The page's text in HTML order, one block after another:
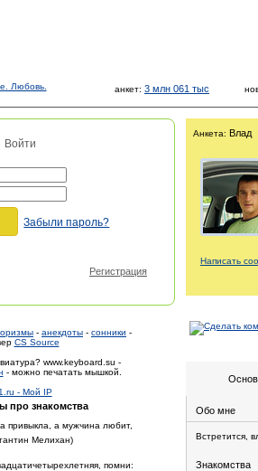
анкет: 3 млн 061 тыс
Войти
Забыли пароль?
Регистрация
- анекдоты - сонники -
CS Source
www.keyboard.su -
- можно печатать мышкой.
- Мой IP
про знакомства
привыкла, а мужчина любит,
Мелихан)
помни:
Анкета: Влад
Написать
Обо мне
Встретится,
Знакомства